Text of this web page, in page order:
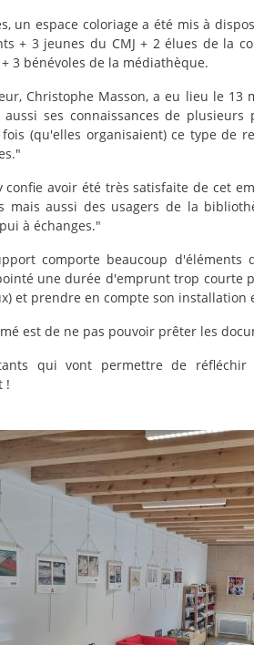
un espace coloriage a été mis à
+ 3 jeunes du CMJ + 2 élues de la
3 bénévoles de la médiathèque.
Christophe Masson, a eu lieu le
aussi ses connaissances de
(qu'elles organisaient) ce type de
confie avoir été très satisfaite de cet
mais aussi des usagers de la
à échanges."
comporte beaucoup
une durée d'emprunt trop courte
et prendre en compte son installation
est de ne pas pouvoir prêter les
qui vont permettre de
!